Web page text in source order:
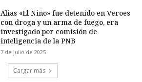
Alias «El Niño» fue detenido en Veroes
con droga y un arma de fuego, era
investigado por comisión de
inteligencia de la PNB
7 de julio de 2025
Cargar más